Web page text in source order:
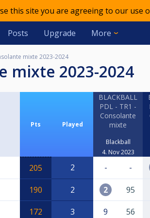
this site you are agreeing to our use
Posts Upgrade More
mixte 2023-2024
mixte 2023-2024
Pts Played
BLACKBALL
PDL - TR1 -
Consolante
mixte
Blackball
4. Nov 2023
205 2 - -
190 2 2 95
172 3 9 56